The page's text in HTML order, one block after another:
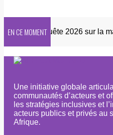
EN CE MOMENT
Enquête 2026 sur la
Une initiative globale
communautés d’acteurs et
les stratégies inclusives et
acteurs publics et privés au
Afrique.